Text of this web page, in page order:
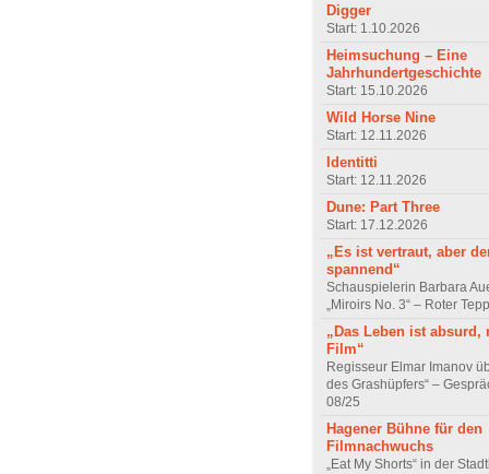
Digger
Start: 1.10.2026
Heimsuchung – Eine
Jahrhundertgeschichte
Start: 15.10.2026
Wild Horse Nine
Start: 12.11.2026
Identitti
Start: 12.11.2026
Dune: Part Three
Start: 17.12.2026
„Es ist vertraut, aber
spannend“
Schauspielerin Barbara
„Miroirs No. 3“ – Roter
„Das Leben ist absurd,
Film“
Regisseur Elmar Imanov
des Grashüpfers“ –
08/25
Hagener Bühne für den
Filmnachwuchs
„Eat My Shorts“ in der